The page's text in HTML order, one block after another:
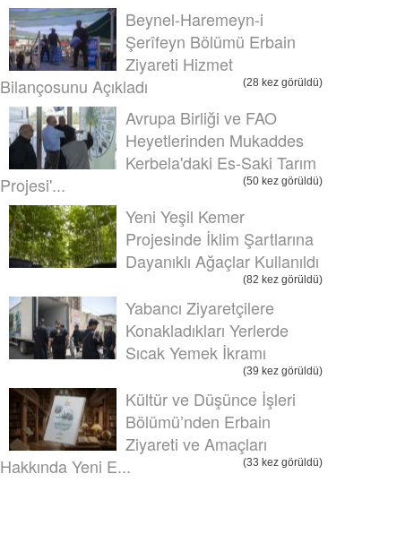
Beynel-Haremeyn-i
Şerîfeyn Bölümü Erbain
Ziyareti Hizmet
Bilançosunu Açıkladı
(28 kez görüldü)
Avrupa Birliği ve FAO
Heyetlerinden Mukaddes
Kerbela'daki Es-Saki Tarım
Projesi'...
(50 kez görüldü)
Yeni Yeşil Kemer
Projesinde İklim Şartlarına
Dayanıklı Ağaçlar Kullanıldı
(82 kez görüldü)
Yabancı Ziyaretçilere
Konakladıkları Yerlerde
Sıcak Yemek İkramı
(39 kez görüldü)
Kültür ve Düşünce İşleri
Bölümü’nden Erbain
Ziyareti ve Amaçları
Hakkında Yeni E...
(33 kez görüldü)